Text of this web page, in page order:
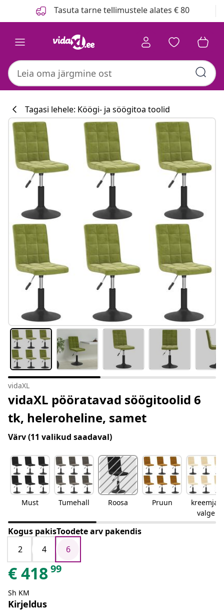
Tasuta tarne tellimustele alates € 80
Tagasi lehele: Köögi- ja söögitoa toolid
vidaXL
vidaXL pööratavad söögitoolid 6
tk, heleroheline, samet
Värv(11 valikud saadaval)
Must Tumehall Roosa Pruun
kreemjas
valge
Kogus pakisToodete arv pakendis
2
4 6
€41899
Sh KM
Kirjeldus